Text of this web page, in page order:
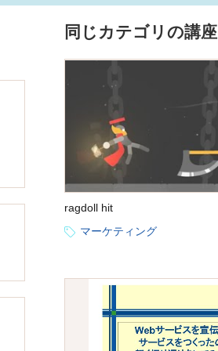
同じカテゴリの講座
ragdoll hit
マーケティング